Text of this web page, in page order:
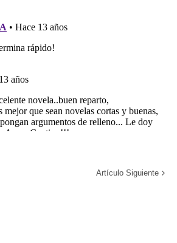
Artículo Siguiente